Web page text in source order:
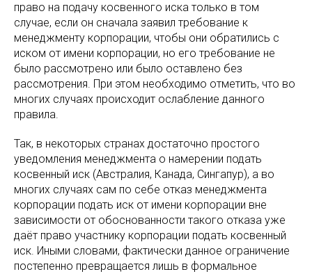
право на подачу косвенного иска только в том
случае, если он сначала заявил требование к
менеджменту корпорации, чтобы они обратились с
иском от имени корпорации, но его требование не
было рассмотрено или было оставлено без
рассмотрения. При этом необходимо отметить, что во
многих случаях происходит ослабление данного
правила.
Так, в некоторых странах достаточно простого
уведомления менеджмента о намерении подать
косвенный иск (Австралия, Канада, Сингапур), а во
многих случаях сам по себе отказ менеджмента
корпорации подать иск от имени корпорации вне
зависимости от обоснованности такого отказа уже
даёт право участнику корпорации подать косвенный
иск. Иными словами, фактически данное ограничение
постепенно превращается лишь в формальное